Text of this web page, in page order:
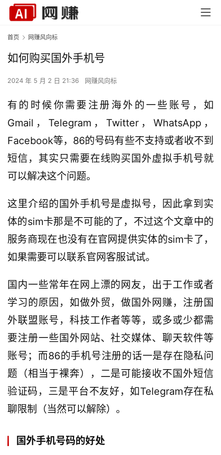
首页 网赚风向标
如何购买国外手机号
2024 年 5 月 2 日 21:36 网赚风向标
有的时候你需要注册海外的一些账号，如
Gmail，Telegram，Twitter，WhatsApp，
Facebook等，86的号码有些不支持或者收不到
短信，其实只需要在线购买国外虚拟手机号就
可以解决这个问题。
这里介绍的国外手机号是虚拟号，因此拿到实
体的sim卡那是不可能的了，不过这个文章中的
服务商现在也没有在官网提供实体的sim卡了，
如果需要可以联系官网客服试试。
国内一些常年在网上漂的网友，出于工作或者
学习的原因，如做外贸，做国外网赚，注册国
外联盟账号，科技工作者等等，或多或少都需
要注册一些国外网站、社交媒体、聊天软件等
账号；而86的手机号注册的话一是存在隐私问
题（相当于裸奔），二是可能接收不国外短信
验证码，三是平台不友好，如Telegram存在私
聊限制（当然可以解除）。
国外手机号码的好处